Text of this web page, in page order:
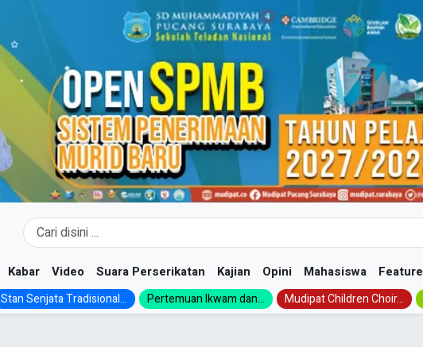
Kabar Video Suara Perserikatan Kajian Opini Mahasiswa Feature
Stan Senjata Tradisional... Pertemuan Ikwam dan... Mudipat Children Choir...